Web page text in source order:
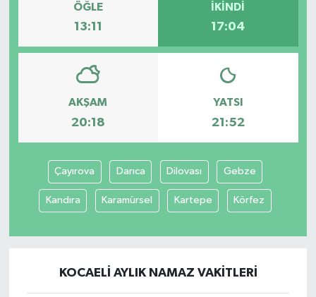
ÖĞLE
13:11
İKINDI
17:04
AKŞAM
20:18
YATSI
21:52
Çayırova Darıca Dilovası Gebze
Kandıra Karamürsel Kartepe Körfez
KOCAELI AYLIK NAMAZ VAKITLERI